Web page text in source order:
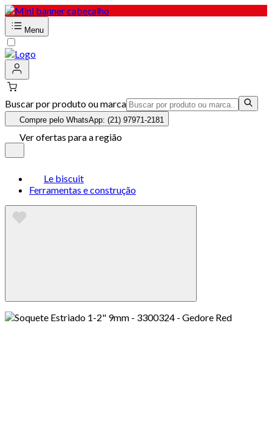
Menu
Buscar por produto ou marca
Compre pelo WhatsApp: (21) 97971-2181
Ver ofertas para a região
Le biscuit
Ferramentas e construção